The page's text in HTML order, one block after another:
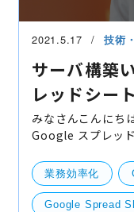
2021.5.17 技術
サーバ構築
レッドシー
みなさんこんにちは
Google スプレッ
業務効率化
Google Spread